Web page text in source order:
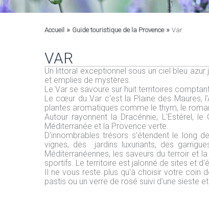
Accueil » Guide touristique de la Provence» Var
VAR
Un littoral exceptionnel sous un ciel bleu
et emplies de mystères.
Le Var se savoure sur huit territoires
Le cœur du Var c'est la Plaine des Maures,
plantes aromatiques comme le thym, le
Autour rayonnent la Dracénnie, L'Estérel,
Méditerranée et la Provence verte.
D'innombrables trésors s'étendent le long
vignes, des jardins luxuriants, des
Méditerranéennes, les saveurs du terroir et
sportifs. Le territoire est jalonné de sites et
Il ne vous reste plus qu'à choisir votre coin
pastis ou un verre de rosé suivi d'une sieste